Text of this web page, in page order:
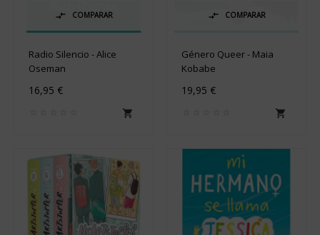
 COMPARAR
Radio Silencio - Alice
Oseman
16,95 €

 COMPARAR
Género Queer - Maia
Kobabe
19,95 €
